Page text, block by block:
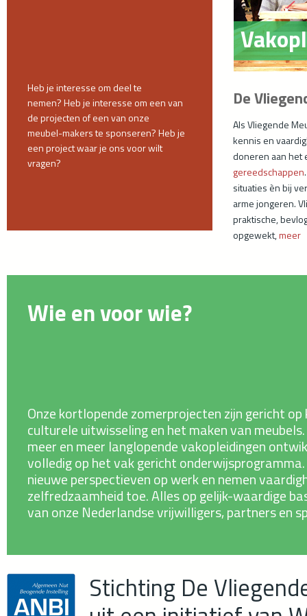
Heb je interesse om deel te
nemen?Heb je interesse om een van
deprojecten of een van onze
meubel-makers te sponseren?Heb je
een project waar je ons voorwilt
vragen?
De
Als Vliegende
kennis en
doneren aan het
gereedschappen
situaties èn bij
arme jongeren.
praktische,
opgewekt,meer
Wie en voor wie?
Onze kortlopende zomerprojecten zijn gericht
culturele uitwisseling en het maken van
meer en meer langlopende vakopleidingen
volledig op het vak gericht
nieuwe perspectieven op werk en nemen
zelfredzaamheid toe. Alles op gelijk-waardige
van onze Nederlandse vrijwilligers, partners en
Stichting De